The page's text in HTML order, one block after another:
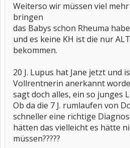
Weiterso wir müssen viel
bringen
das Babys schon Rheuma
und es keine KH ist die nur
bekommen.
20 J. Lupus hat Jane jetzt und
Vollrentnerin anerkannt
sagt doch alles, ein so junges
Ob da die 7 J. rumlaufen von
schneller eine richtige
hätten das vielleicht es hätte
müssen?????